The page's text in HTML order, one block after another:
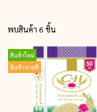
พบสินค้า 6 ชิ้น
สินค้าใหม่
สินค้าขายดี